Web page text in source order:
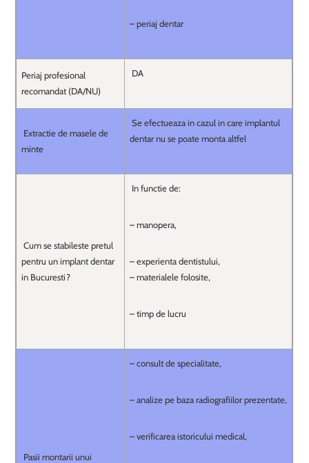
– periaj dentar
Periaj profesional
recomandat (DA/NU)
DA
Extractie de masele de
minte
Se efectueaza in cazul in care implantul
dentar nu se poate monta altfel
Cum se stabileste pretul
pentru un implant dentar
in Bucuresti?
In functie de:
– manopera,
– experienta dentistului,
– materialele folosite,
– timp de lucru
Pasii montarii unui
– consult de specialitate,
– analize pe baza radiografiilor prezentate,
– verificarea istoricului medical,